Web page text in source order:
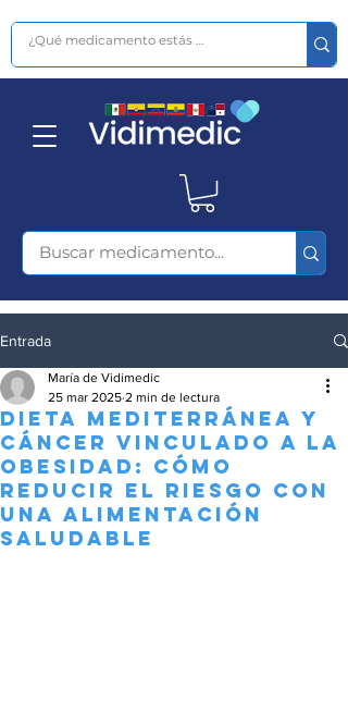
Entrada
Dieta mediterránea y
cáncer vinculado a la
obesidad: cómo
reducir el riesgo con
una alimentación
saludable
María de Vidimedic
25 mar 2025 2 min de lectura